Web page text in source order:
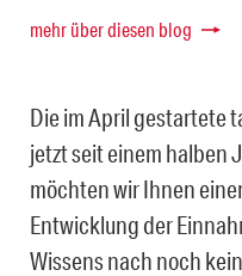
mehr über diesen blog
Die im April gestartete
jetzt seit einem halben
möchten wir Ihnen
Entwicklung der
Wissens nach noch